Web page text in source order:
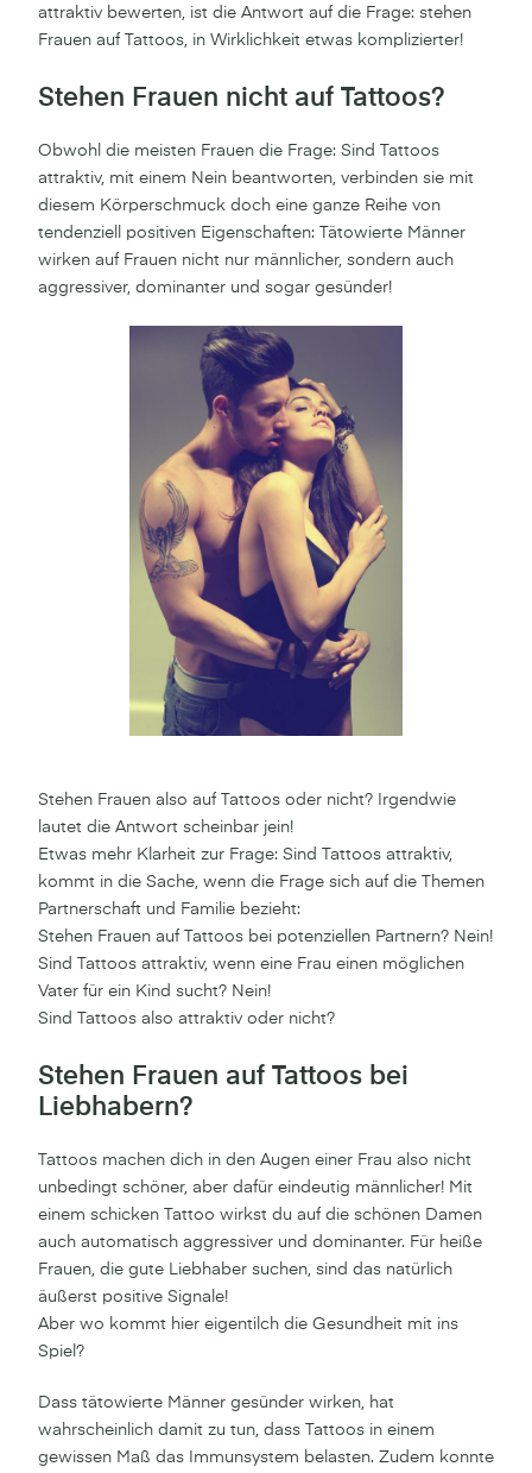
attraktiv bewerten, ist die Antwort auf die Frage: stehen
Frauen auf Tattoos, in Wirklichkeit etwas komplizierter!
Stehen Frauen nicht auf Tattoos?
Obwohl die meisten Frauen die Frage: Sind Tattoos
attraktiv, mit einem Nein beantworten, verbinden sie mit
diesem Körperschmuck doch eine ganze Reihe von
tendenziell positiven Eigenschaften: Tätowierte Männer
wirken auf Frauen nicht nur männlicher, sondern auch
aggressiver, dominanter und sogar gesünder!
Stehen Frauen also auf Tattoos oder nicht? Irgendwie
lautet die Antwort scheinbar jein!
Etwas mehr Klarheit zur Frage: Sind Tattoos attraktiv,
kommt in die Sache, wenn die Frage sich auf die Themen
Partnerschaft und Familie bezieht:
Stehen Frauen auf Tattoos bei potenziellen Partnern? Nein!
Sind Tattoos attraktiv, wenn eine Frau einen möglichen
Vater für ein Kind sucht? Nein!
Sind Tattoos also attraktiv oder nicht?
Stehen Frauen auf Tattoos bei
Liebhabern?
Tattoos machen dich in den Augen einer Frau also nicht
unbedingt schöner, aber dafür eindeutig männlicher! Mit
einem schicken Tattoo wirkst du auf die schönen Damen
auch automatisch aggressiver und dominanter. Für heiße
Frauen, die gute Liebhaber suchen, sind das natürlich
äußerst positive Signale!
Aber wo kommt hier eigentilch die Gesundheit mit ins
Spiel?
Dass tätowierte Männer gesünder wirken, hat
wahrscheinlich damit zu tun, dass Tattoos in einem
gewissen Maß das Immunsystem belasten. Zudem konnte